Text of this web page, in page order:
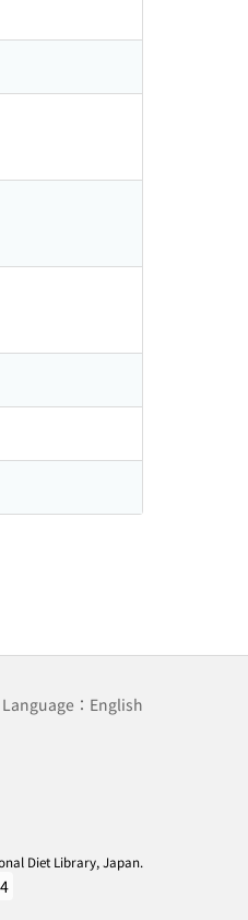
Language：English
Diet Library, Japan.